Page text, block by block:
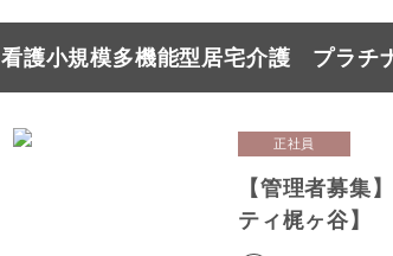
看護小規模多機能型居宅介護 プラチ
正社員
【管理者募集
ティ梶ヶ谷】